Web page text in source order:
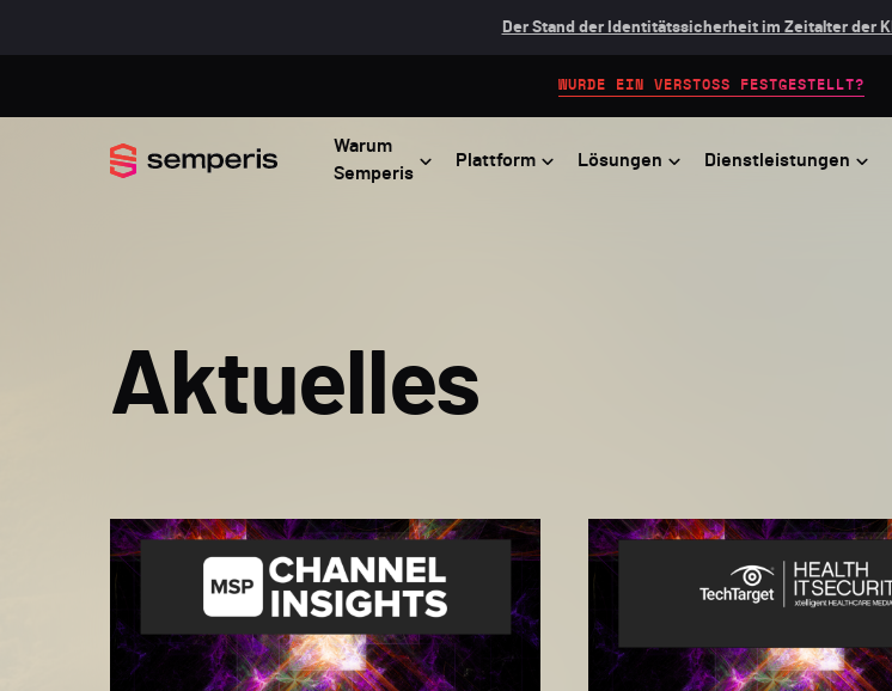
Der Stand der Identitätssicherheit im Zeitalter der KI
Warum
Semperis
Plattform Lösungen Dienstleistungen
WURDE EIN VERSTOSS FESTGESTELLT?
Aktuelles